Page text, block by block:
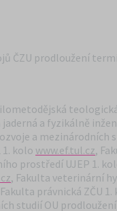
ČZU prodloužení
jaderná a fyzikálně
a mezinárodních
kolo www.ef.tul.cz,
prostředí UJEP 1.
, Fakulta veterinární
právnická ZČU 1.
studií OU